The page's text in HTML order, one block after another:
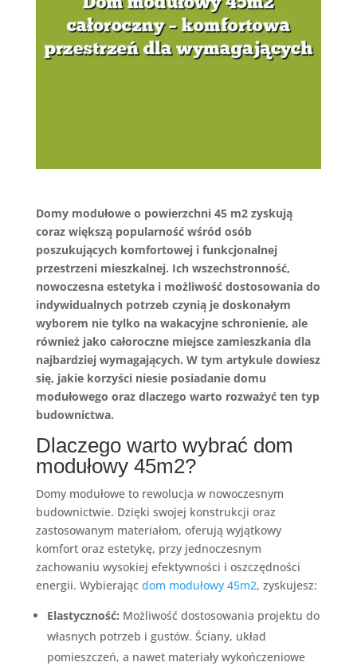
Domy modułowe o powierzchni 45 m2 zyskują
coraz większą popularność wśród osób
poszukujących komfortowej i funkcjonalnej
przestrzeni mieszkalnej. Ich wszechstronność,
nowoczesna estetyka i możliwość dostosowania do
indywidualnych potrzeb czynią je doskonałym
wyborem nie tylko na wakacyjne schronienie, ale
również jako całoroczne miejsce zamieszkania dla
najbardziej wymagających. W tym artykule dowiesz
się, jakie korzyści niesie posiadanie domu
modułowego oraz dlaczego warto rozważyć ten typ
budownictwa.
Dlaczego warto wybrać dom
modułowy 45m2?
Domy modułowe to rewolucja w nowoczesnym
budownictwie. Dzięki swojej konstrukcji oraz
zastosowanym materiałom, oferują wyjątkowy
komfort oraz estetykę, przy jednoczesnym
zachowaniu wysokiej efektywności i oszczędności
energii. Wybierając dom modułowy 45m2, zyskujesz:
Elastyczność: Możliwość dostosowania projektu do
własnych potrzeb i gustów. Ściany, układ
pomieszczeń, a nawet materiały wykończeniowe